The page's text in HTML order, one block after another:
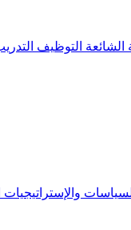
الشائعة التوظيف
والإستراتيجيات